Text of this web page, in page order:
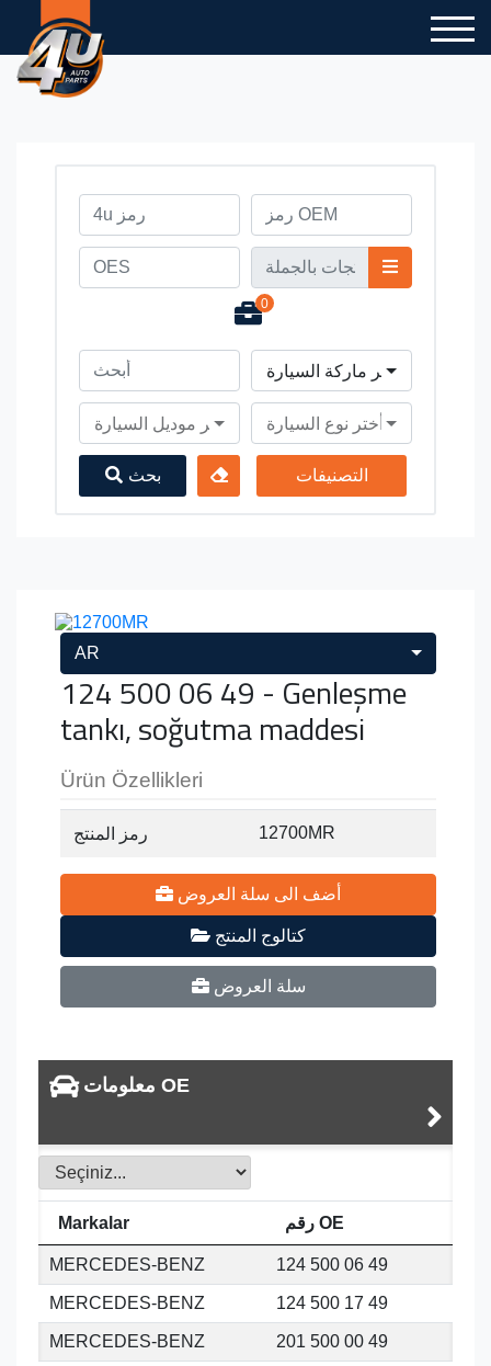
0
أختر ماركة السيارة
أختر موديل السيارة أختر نوع السيارة
بحث التصنيفات
AR
124 500 06 49 - Genleşme
tankı, soğutma maddesi
Ürün Özellikleri
رمز المنتج 12700MR
أضف الى سلة العروض
كتالوج المنتج
سلة العروض
معلومات OE
Markalar رقم OE
MERCEDES-BENZ 124 500 06 49
MERCEDES-BENZ 124 500 17 49
MERCEDES-BENZ 201 500 00 49